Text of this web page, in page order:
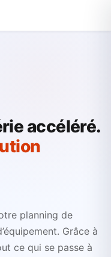
accéléré.
planning de
Grâce à
ce qui se passe à